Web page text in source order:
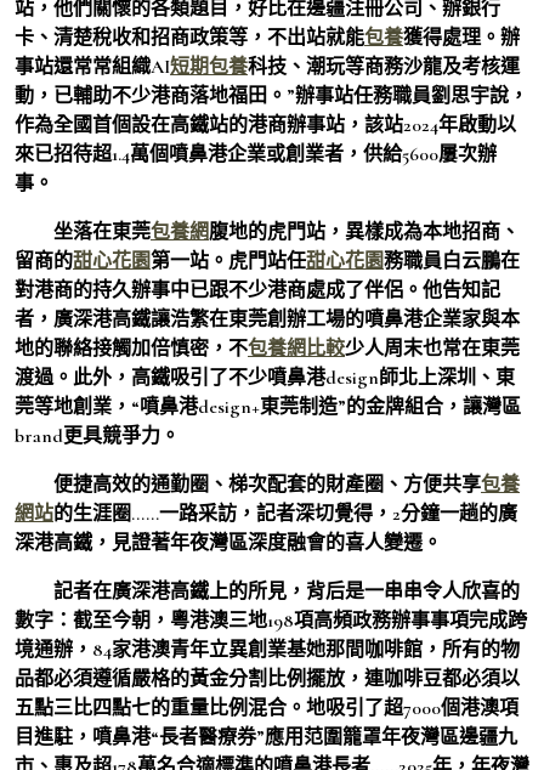
站，他們關懷的各類題目，好比在邊疆注冊公司、辦銀行
卡、清楚稅收和招商政策等，不出站就能包養獲得處理。辦
事站還常常組織AI短期包養科技、潮玩等商務沙龍及考核運
動，已輔助不少港商落地福田。”辦事站任務職員劉思宇說，
作為全國首個設在高鐵站的港商辦事站，該站2024年啟動以
來已招待超1.4萬個噴鼻港企業或創業者，供給5600屢次辦
事。
坐落在東莞包養網腹地的虎門站，異樣成為本地招商、
留商的甜心花園第一站。虎門站任甜心花園務職員白云鵬在
對港商的持久辦事中已跟不少港商處成了伴侶。他告知記
者，廣深港高鐵讓浩繁在東莞創辦工場的噴鼻港企業家與本
地的聯絡接觸加倍慎密，不包養網比較少人周末也常在東莞
渡過。此外，高鐵吸引了不少噴鼻港design師北上深圳、東
莞等地創業，“噴鼻港design+東莞制造”的金牌組合，讓灣區
brand更具競爭力。
便捷高效的通勤圈、梯次配套的財產圈、方便共享包養
網站的生涯圈……一路采訪，記者深切覺得，2分鐘一趟的廣
深港高鐵，見證著年夜灣區深度融會的喜人變遷。
記者在廣深港高鐵上的所見，背后是一串串令人欣喜的
數字：截至今朝，粵港澳三地198項高頻政務辦事事項完成跨
境通辦，84家港澳青年立異創業基她那間咖啡館，所有的物
品都必須遵循嚴格的黃金分割比例擺放，連咖啡豆都必須以
五點三比四點七的重量比例混合。地吸引了超7000個港澳項
目進駐，噴鼻港“長者醫療券”應用范圍籠罩年夜灣區邊疆九